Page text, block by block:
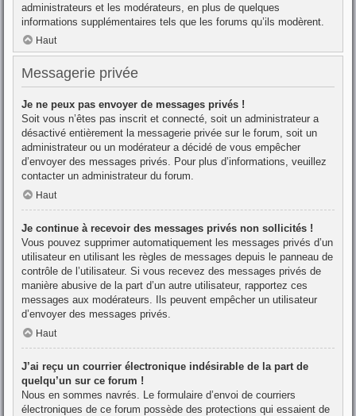
administrateurs et les modérateurs, en plus de quelques
informations supplémentaires tels que les forums qu’ils modèrent.
Haut
Messagerie privée
Je ne peux pas envoyer de messages privés !
Soit vous n’êtes pas inscrit et connecté, soit un administrateur a
désactivé entièrement la messagerie privée sur le forum, soit un
administrateur ou un modérateur a décidé de vous empêcher
d’envoyer des messages privés. Pour plus d’informations, veuillez
contacter un administrateur du forum.
Haut
Je continue à recevoir des messages privés non sollicités !
Vous pouvez supprimer automatiquement les messages privés d’un
utilisateur en utilisant les règles de messages depuis le panneau de
contrôle de l’utilisateur. Si vous recevez des messages privés de
manière abusive de la part d’un autre utilisateur, rapportez ces
messages aux modérateurs. Ils peuvent empêcher un utilisateur
d’envoyer des messages privés.
Haut
J’ai reçu un courrier électronique indésirable de la part de
quelqu’un sur ce forum !
Nous en sommes navrés. Le formulaire d’envoi de courriers
électroniques de ce forum possède des protections qui essaient de